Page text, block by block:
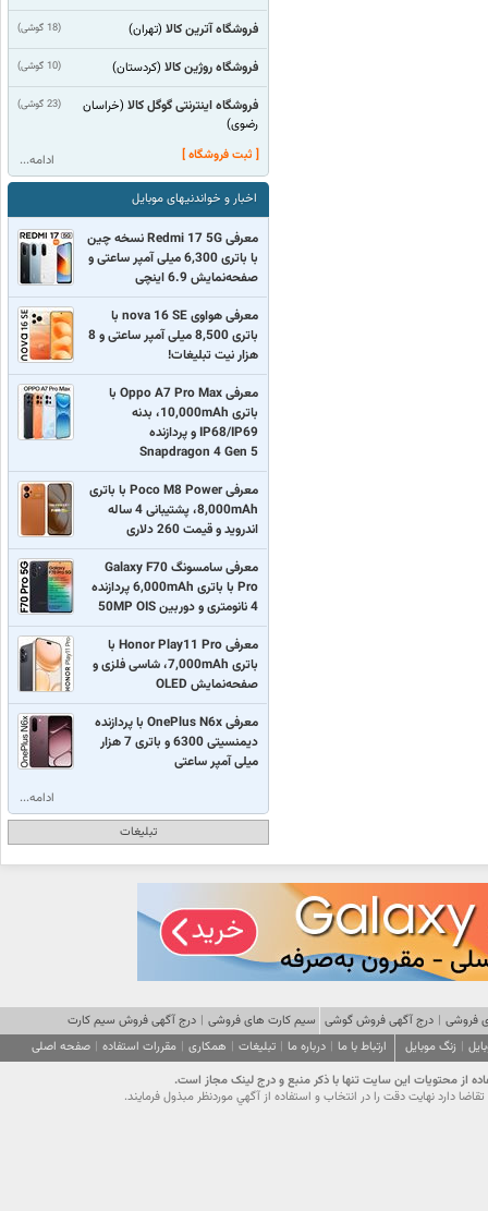
(18 گوشی) فروشگاه آترین کالا (تهران)
(10 گوشی) فروشگاه روژین کالا (كردستان)
(23 گوشی) فروشگاه اینترنتی گوگل کالا (خراسان
رضوی)
[ ثبت فروشگاه ]
ادامه...
اخبار و خواندنیهای موبایل
معرفی Redmi 17 5G نسخه چین
با باتری 6,300 میلی آمپر ساعتی و
صفحه‌نمایش 6.9 اینچی
معرفی هواوی nova 16 SE با
باتری 8,500 میلی آمپر ساعتی و 8
هزار نیت تبلیغات!
معرفی Oppo A7 Pro Max با
باتری 10,000mAh، بدنه
IP68/IP69 و پردازنده
Snapdragon 4 Gen 5
معرفی Poco M8 Power با باتری
8,000mAh، پشتیبانی 4 ساله
اندروید و قیمت 260 دلاری
معرفی سامسونگ Galaxy F70
Pro با باتری 6,000mAh پردازنده
4 نانومتری و دوربین 50MP OIS
معرفی Honor Play11 Pro با
باتری 7,000mAh، شاسی فلزی و
صفحه‌نمایش OLED
معرفی OnePlus N6x با پردازنده
دیمنسیتی 6300 و باتری 7 هزار
میلی آمپر ساعتی
ادامه...
تبلیغات
فروشی | درج آگهی فروش گوشی سیم کارت های فروشی | درج آگهی فروش سیم کارت
| زنگ موبایل ارتباط با ما | درباره ما | تبلیغات | همکاری | مقررات استفاده | صفحه اصلی